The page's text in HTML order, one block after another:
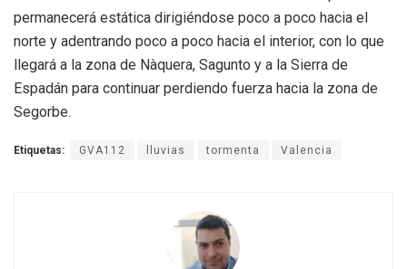
permanecerá estática dirigiéndose poco a poco hacia el
norte y adentrando poco a poco hacia el interior, con lo que
llegará a la zona de Nàquera, Sagunto y a la Sierra de
Espadán para continuar perdiendo fuerza hacia la zona de
Segorbe.
Etiquetas: GVA112 lluvias tormenta Valencia